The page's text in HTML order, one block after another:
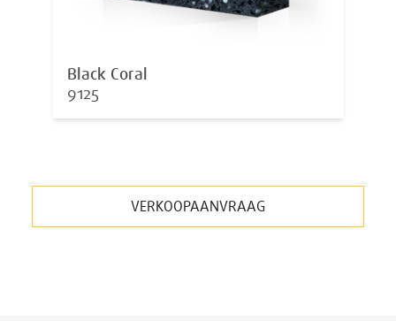
Black Coral
9125
VERKOOPAANVRAAG